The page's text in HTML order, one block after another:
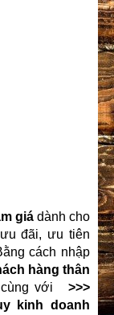
giá dành cho
đãi, ưu tiên
cách nhập
hàng thân
cùng với>>>
kinh doanh